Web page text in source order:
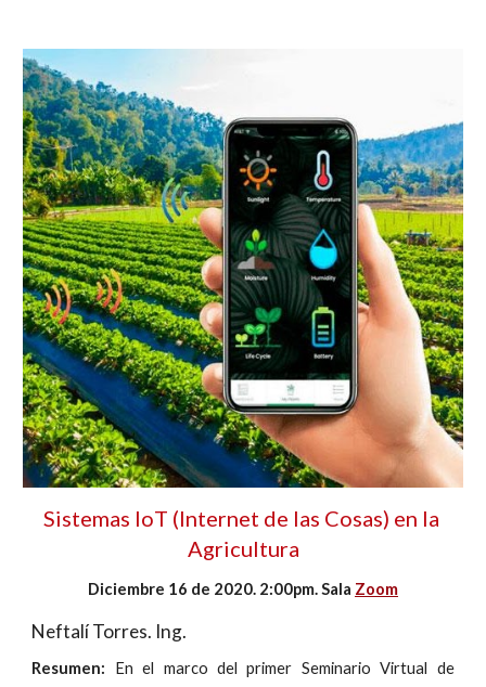
Sistemas IoT (Internet de las Cosas) en la
Agricultura
Diciembre 16 de 2020. 2:00pm. Sala Zoom
Neftalí Torres. Ing.
Resumen: En el marco del primer Seminario Virtual de